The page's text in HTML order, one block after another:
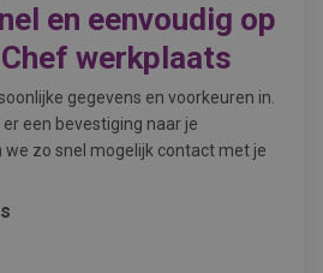
en eenvoudig op
Chef werkplaats
gegevens en voorkeuren in.
een bevestiging naar je
zo snel mogelijk contact met je